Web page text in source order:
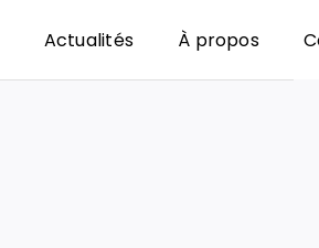
Actualités À propos